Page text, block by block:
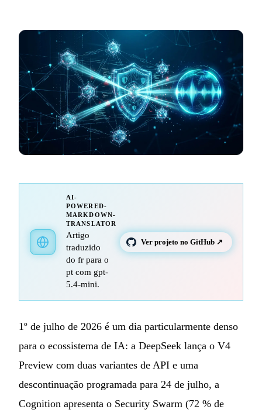
AI-
POWERED-
MARKDOWN-
TRANSLATOR
Artigo
traduzido
do fr para o
pt com gpt-
5.4-mini.
Ver projeto no GitHub ↗
1º de julho de 2026 é um dia particularmente denso
para o ecossistema de IA: a DeepSeek lança o V4
Preview com duas variantes de API e uma
descontinuação programada para 24 de julho, a
Cognition apresenta o Security Swarm (72 % de